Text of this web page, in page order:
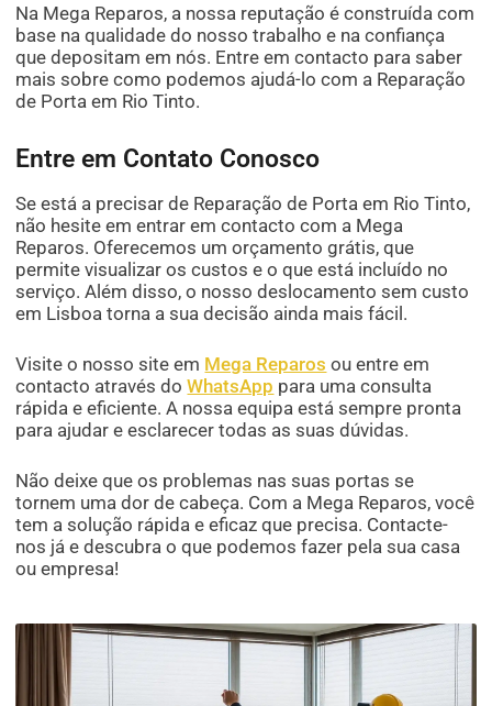
Na Mega Reparos, a nossa reputação é construída com
base na qualidade do nosso trabalho e na confiança
que depositam em nós. Entre em contacto para saber
mais sobre como podemos ajudá-lo com a Reparação
de Porta em Rio Tinto.
Entre em Contato Conosco
Se está a precisar de Reparação de Porta em Rio Tinto,
não hesite em entrar em contacto com a Mega
Reparos. Oferecemos um orçamento grátis, que
permite visualizar os custos e o que está incluído no
serviço. Além disso, o nosso deslocamento sem custo
em Lisboa torna a sua decisão ainda mais fácil.
Visite o nosso site em Mega Reparos ou entre em
contacto através doWhatsApp para uma consulta
rápida e eficiente. A nossa equipa está sempre pronta
para ajudar e esclarecer todas as suas dúvidas.
Não deixe que os problemas nas suas portas se
tornem uma dor de cabeça. Com a Mega Reparos, você
tem a solução rápida e eficaz que precisa. Contacte-
nos já e descubra o que podemos fazer pela sua casa
ou empresa!